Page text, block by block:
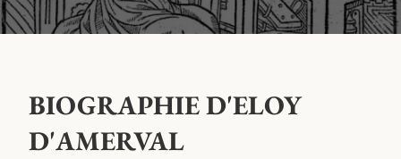
BIOGRAPHIE D'ELOY
D'AMERVAL